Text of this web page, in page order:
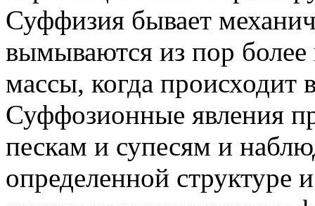
Суффизия бывает
вымываются из пор
массы, когда
Суффозионные явления
пескам и супесям и
определенной структуре